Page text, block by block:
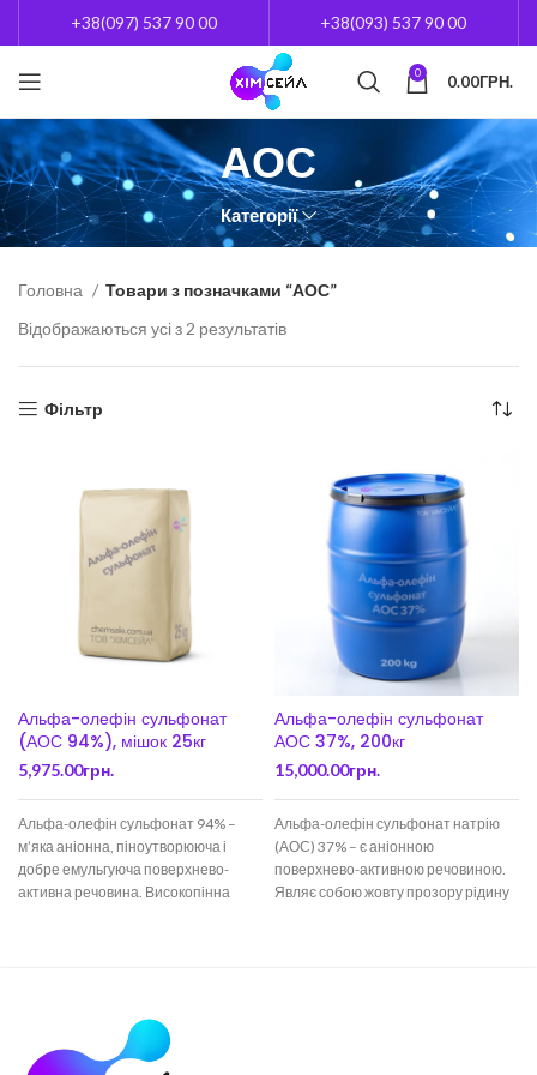
+38(097) 537 90 00 +38(093) 537 90 00
0 0.00ГРН.
АОС
Категорії
Головна
Товари з позначками “АОС”
Відображаються усі з 2 результатів
Фільтр
Альфа-олефін сульфонат
(АОС 94%), мішок 25кг
5,975.00грн.
Альфа-олефін сульфонат 94% –
м’яка аніонна, піноутворююча і
добре емульгуюча поверхнево-
активна речовина. Високопінна
Альфа-олефін сульфонат
АОС 37%, 200кг
15,000.00грн.
Альфа-олефін сульфонат натрію
(АОС) 37% – є аніонною
поверхнево-активною речовиною.
Являє собою жовту прозору рідину